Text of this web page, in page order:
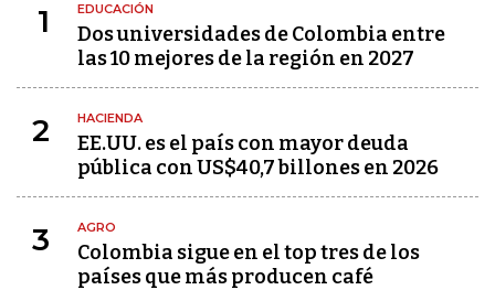
1 EDUCACIÓN
Dos universidades de Colombia entre
las 10 mejores de la región en 2027
2 HACIENDA
EE.UU. es el país con mayor deuda
pública con US$40,7 billones en 2026
3 AGRO
Colombia sigue en el top tres de los
países que más producen café